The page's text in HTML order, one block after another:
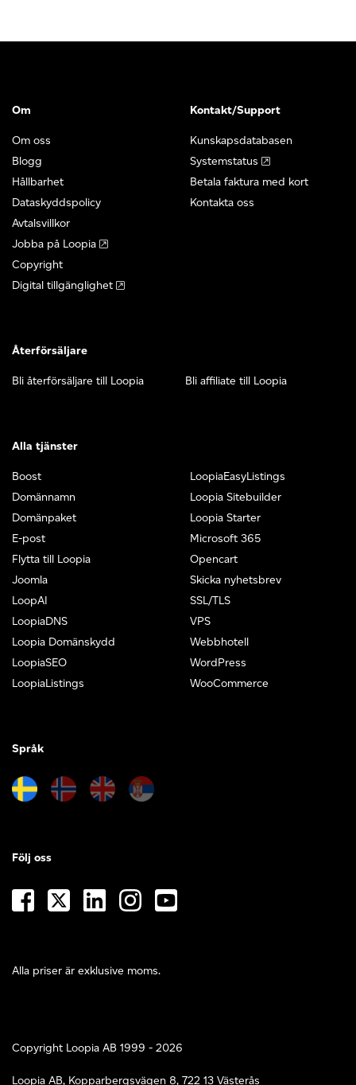
Om
Om oss
Blogg
Hållbarhet
Dataskyddspolicy
Avtalsvillkor
Jobba på Loopia
Copyright
Digital tillgänglighet
Kontakt/Support
Kunskapsdatabasen
Systemstatus
Betala faktura med kort
Kontakta oss
Återförsäljare
Bli återförsäljare till Loopia Bli affiliate till Loopia
Alla tjänster
Boost
Domännamn
Domänpaket
E-post
Flytta till Loopia
Joomla
LoopAI
LoopiaDNS
Loopia Domänskydd
LoopiaSEO
LoopiaListings
LoopiaEasyListings
Loopia Sitebuilder
Loopia Starter
Microsoft 365
Opencart
Skicka nyhetsbrev
SSL/TLS
VPS
Webbhotell
WordPress
WooCommerce
Språk
Alla priser är exklusive moms.
Följ oss
Copyright Loopia AB 1999 - 2026
Loopia AB, Kopparbergsvägen 8, 722 13 Västerås